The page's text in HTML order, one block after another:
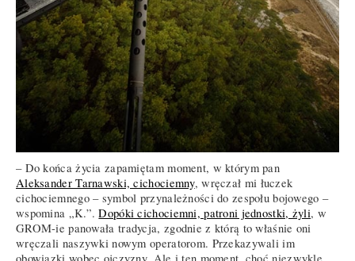
– Do końca życia zapamiętam moment, w którym pan
Aleksander Tarnawski, cichociemny, wręczał mi łuczek
cichociemnego – symbol przynależności do zespołu bojowego –
wspomina „K.”.Dopóki cichociemni, patroni jednostki, żyli, w
GROM-ie panowała tradycja, zgodnie z którą to właśnie oni
wręczali naszywki nowym operatorom. Przekazywali im